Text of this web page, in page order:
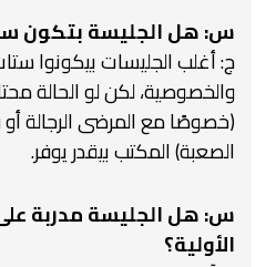
س: هل الجليسة بتكون
ج: أغلب الجليسات بيكونوا
والخصوصية، لكن لو الحالة
(خصوصًا مع المرضى الرجالة
الصعبة) المكتب بيقدر يوفر.
س: هل الجليسة مدربة
الأولية؟